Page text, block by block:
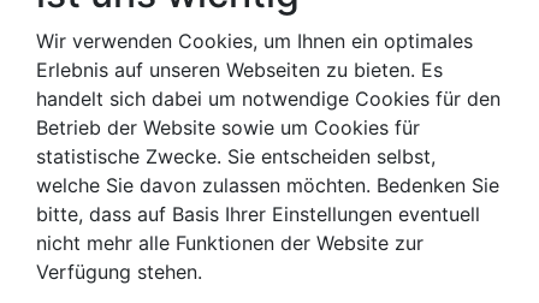
Wir verwenden Cookies, um Ihnen ein optimales
Erlebnis auf unseren Webseiten zu bieten. Es
handelt sich dabei um notwendige Cookies für den
Betrieb der Website sowie um Cookies für
statistische Zwecke. Sie entscheiden selbst,
welche Sie davon zulassen möchten. Bedenken Sie
bitte, dass auf Basis Ihrer Einstellungen eventuell
nicht mehr alle Funktionen der Website zur
Verfügung stehen.